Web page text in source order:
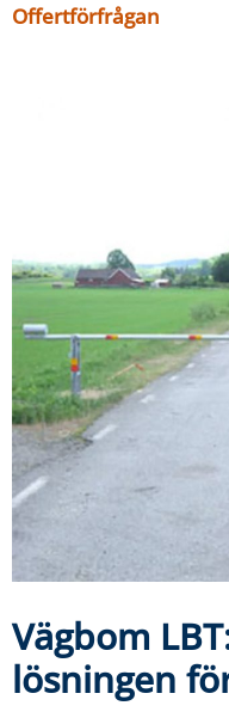
Offertförfrågan
Vägbom
lösningen